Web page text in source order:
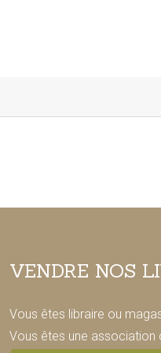
VENDRE NOS
Vous êtes libraire ou
Vous êtes une association